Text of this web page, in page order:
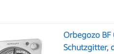
Orbegozo
Schutzgitter,